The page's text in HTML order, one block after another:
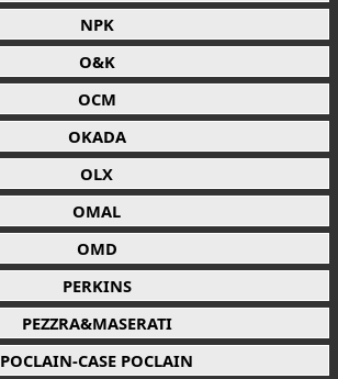
NPK
O&K
OCM
OKADA
OLX
OMAL
OMD
PERKINS
PEZZRA&MASERATI
POCLAIN-CASE POCLAIN